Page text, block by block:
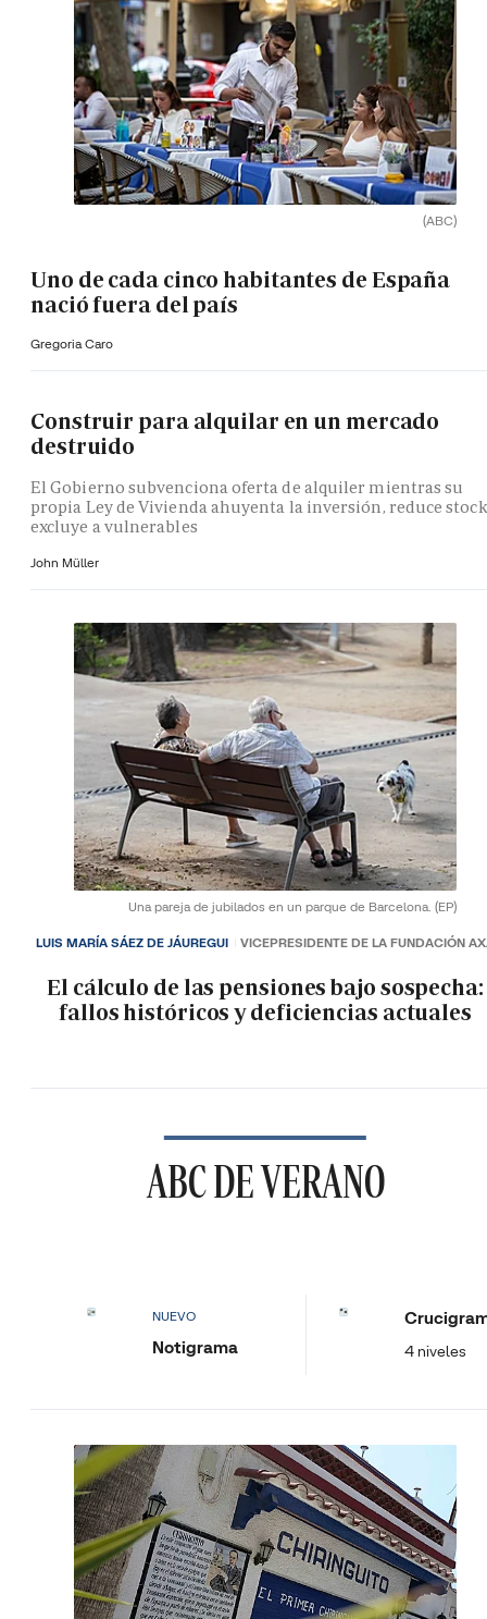
(ABC)
Uno de cada cinco habitantes de España
nació fuera del país
Gregoria Caro
Construir para alquilar en un mercado
destruido
El Gobierno subvenciona oferta de alquiler mientras su
propia Ley de Vivienda ahuyenta la inversión, reduce
excluye a vulnerables
John Müller
Una pareja de jubilados en un parque de Barcelona. (EP)
El cálculo de las pensiones bajo sospecha:
fallos históricos y deficiencias actuales
LUIS MARÍA SÁEZ DE JÁUREGUI VICEPRESIDENTE DE LA FUNDACIÓN
ABC DE VERANO
NUEVO
Notigrama 4 niveles